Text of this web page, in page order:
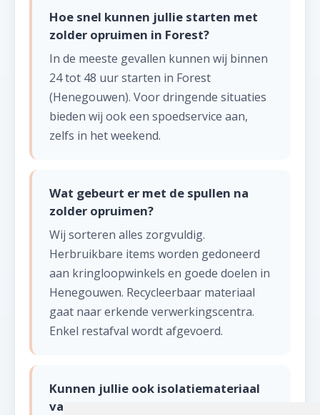
Hoe snel kunnen jullie starten met
zolder opruimen in Forest?
In de meeste gevallen kunnen wij binnen
24 tot 48 uur starten in Forest
(Henegouwen). Voor dringende situaties
bieden wij ook een spoedservice aan,
zelfs in het weekend.
Wat gebeurt er met de spullen na
zolder opruimen?
Wij sorteren alles zorgvuldig.
Herbruikbare items worden gedoneerd
aan kringloopwinkels en goede doelen in
Henegouwen. Recycleerbaar materiaal
gaat naar erkende verwerkingscentra.
Enkel restafval wordt afgevoerd.
Kunnen jullie ook isolatiemateriaal
van de zolder verwijderen in Forest?